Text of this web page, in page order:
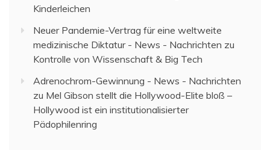
Kinderleichen
Neuer Pandemie-Vertrag für eine weltweite
medizinische Diktatur - News - Nachrichten zu
Kontrolle von Wissenschaft & Big Tech
Adrenochrom-Gewinnung - News - Nachrichten
zu Mel Gibson stellt die Hollywood-Elite bloß –
Hollywood ist ein institutionalisierter
Pädophilenring